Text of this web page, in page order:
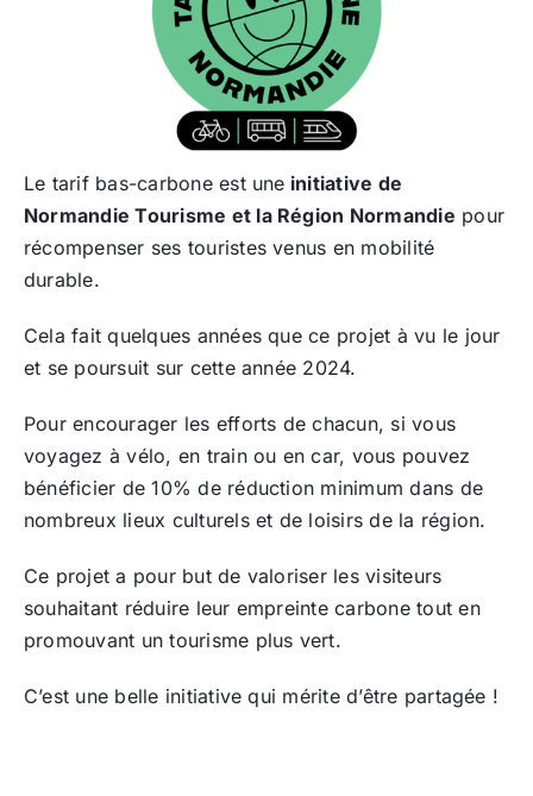
Le tarif bas-carbone est une initiative de
Normandie Tourisme et la Région Normandie pour
récompenser ses touristes venus en mobilité
durable.
Cela fait quelques années que ce projet à vu le jour
et se poursuit sur cette année 2024.
Pour encourager les efforts de chacun, si vous
voyagez à vélo, en train ou en car, vous pouvez
bénéficier de 10% de réduction minimum dans de
nombreux lieux culturels et de loisirs de la région.
Ce projet a pour but de valoriser les visiteurs
souhaitant réduire leur empreinte carbone tout en
promouvant un tourisme plus vert.
C’est une belle initiative qui mérite d’être partagée !